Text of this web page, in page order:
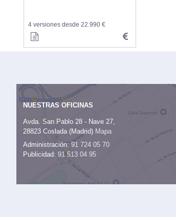
4 versiones desde 22.990 €
NUESTRAS OFICINAS
Avda. San Pablo 28 - Nave 27,
28823 Coslada (Madrid) Mapa
Administración:91 724 05 70
Publicidad: 91 513 04 95